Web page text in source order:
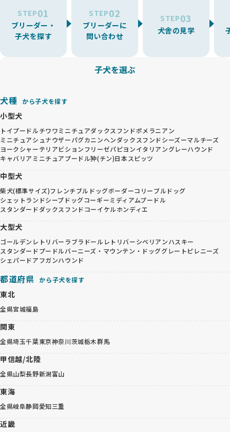
STEP01
ブリーダー・
子犬を探す
STEP02
ブリーダーに
問い合わせ
STEP03
犬舎の見学
子犬を選ぶ
犬種 から子犬を探す
小型犬
トイプードルチワワミニチュアダックスフンドポメラニアン
ミニチュアシュナウザーパグカニンヘンダックスフンドシーズーマルチーズ
ヨークシャーテリアビションフリーゼパピヨンイタリアングレーハウンド
キャバリア ミニチュアプードル狆(チン)日本スピッツ
中型犬
柴犬(標準サイズ)フレンチブルドッグボーダーコリーブルドッグ
シェットランドシープドッグコーギーミディアムプードル
スタンダードダックスフンドコーイケルホンディエ
大型犬
ゴールデンレトリバー ラブラドールレトリバーシベリアンハスキー
スタンダードプードルバーニーズ・マウンテン・ドッググレートピレニーズ
シェパードアフガンハウンド
都道府県 から子犬を探す
東北
全県宮城福島
関東
全県埼玉千葉東京神奈川茨城栃木群馬
甲信越/北陸
全県山梨長野新潟富山
東海
全県岐阜静岡愛知三重
近畿